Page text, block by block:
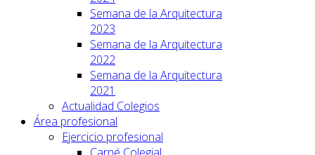
Semana de la Arquitectura
2023
Semana de la Arquitectura
2022
Semana de la Arquitectura
2021
Actualidad Colegios
Área profesional
Ejercicio profesional